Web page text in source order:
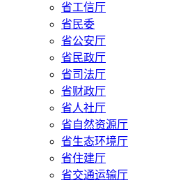
省工信厅
省民委
省公安厅
省民政厅
省司法厅
省财政厅
省人社厅
省自然资源厅
省生态环境厅
省住建厅
省交通运输厅